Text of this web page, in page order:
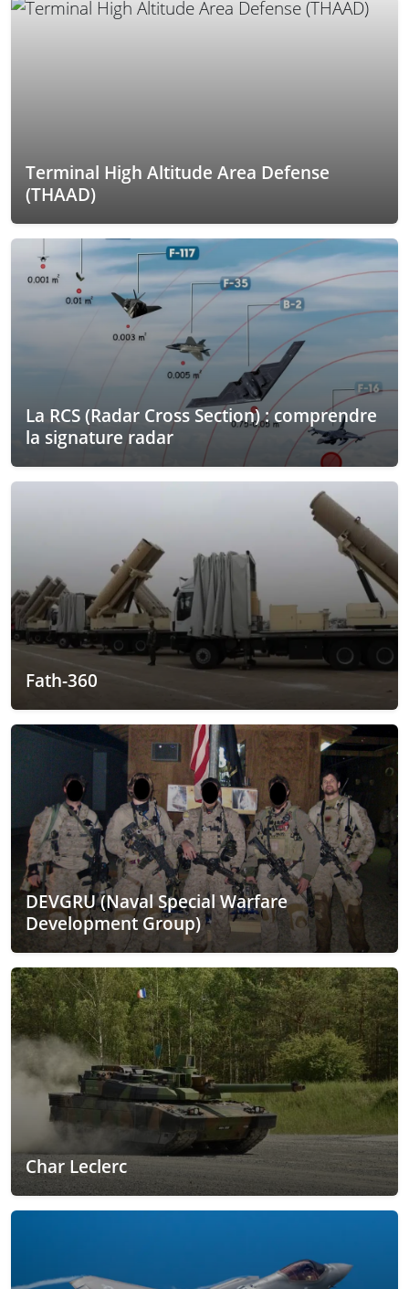
Terminal High Altitude Area Defense
(THAAD)
La RCS (Radar Cross Section) : comprendre
la signature radar
Fath-360
DEVGRU (Naval Special Warfare
Development Group)
Char Leclerc